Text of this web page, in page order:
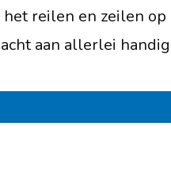
reilen en zeilen
aan allerlei